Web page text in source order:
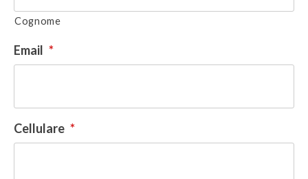
Cognome
Email *
Cellulare *